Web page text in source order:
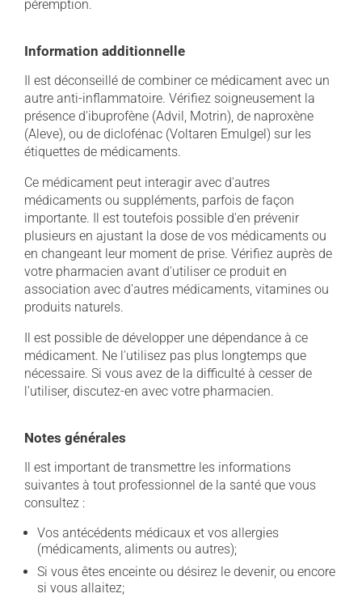
péremption.
Information additionnelle
Il est déconseillé de combiner ce médicament avec un
autre anti-inflammatoire. Vérifiez soigneusement la
présence d'ibuprofène (Advil, Motrin), de naproxène
(Aleve), ou de diclofénac (Voltaren Emulgel) sur les
étiquettes de médicaments.
Ce médicament peut interagir avec d'autres
médicaments ou suppléments, parfois de façon
importante. Il est toutefois possible d'en prévenir
plusieurs en ajustant la dose de vos médicaments ou
en changeant leur moment de prise. Vérifiez auprès de
votre pharmacien avant d'utiliser ce produit en
association avec d'autres médicaments, vitamines ou
produits naturels.
Il est possible de développer une dépendance à ce
médicament. Ne l'utilisez pas plus longtemps que
nécessaire. Si vous avez de la difficulté à cesser de
l'utiliser, discutez-en avec votre pharmacien.
Notes générales
Il est important de transmettre les informations
suivantes à tout professionnel de la santé que vous
consultez :
Vos antécédents médicaux et vos allergies
(médicaments, aliments ou autres);
Si vous êtes enceinte ou désirez le devenir, ou encore
si vous allaitez;